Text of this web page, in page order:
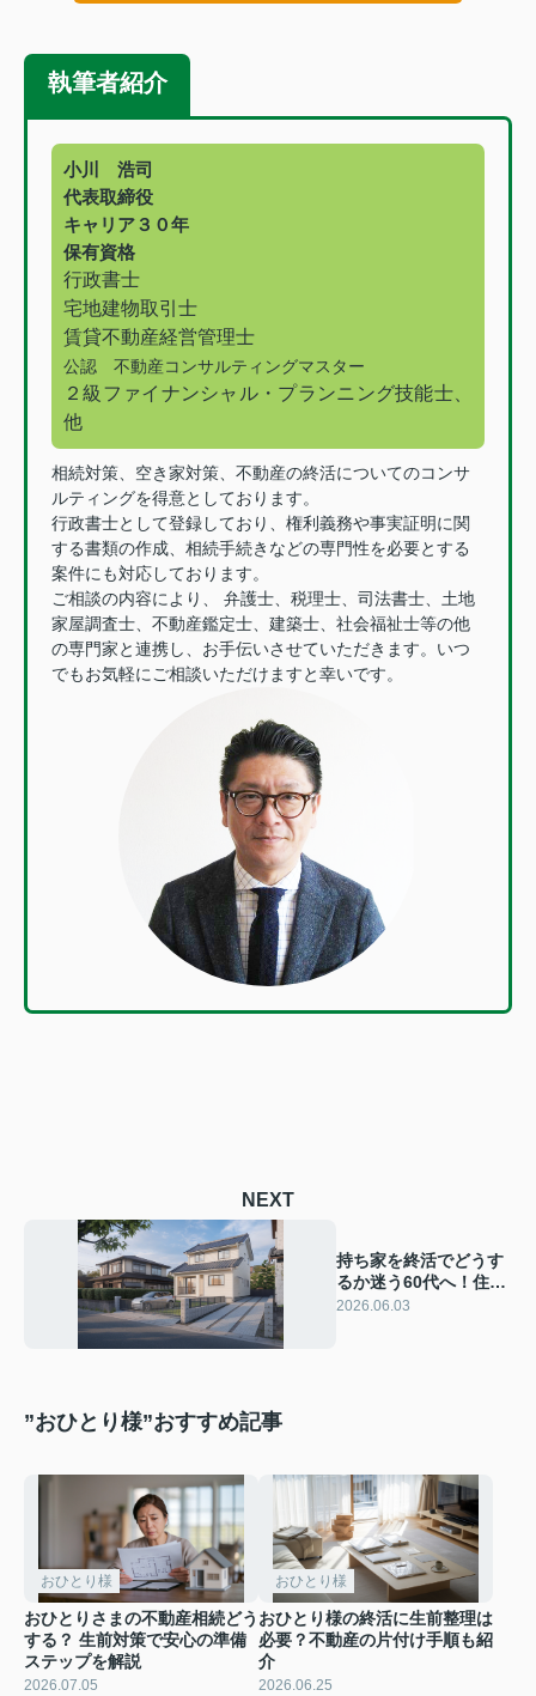
執筆者紹介
小川 浩司
代表取締役
キャリア３０年
保有資格
行政書士
宅地建物取引士
賃貸不動産経営管理士
公認 不動産コンサルティングマスター
２級ファイナンシャル・プランニング技能士、
他
相続対策、空き家対策、不動産の終活についてのコンサ
ルティングを得意としております。
行政書士として登録しており、権利義務や事実証明に関
する書類の作成、相続手続きなどの専門性を必要とする
案件にも対応しております。
ご相談の内容により、 弁護士、税理士、司法書士、土地
家屋調査士、不動産鑑定士、建築士、社会福祉士等の他
の専門家と連携し、お手伝いさせていただきます。いつ
でもお気軽にご相談いただけますと幸いです。
NEXT
持ち家を終活でどうす
るか迷う60代へ！住み
替えのタイミングと後
2026.06.03
”おひとり様”おすすめ記事
おひとり様
おひとりさまの不動産相続どう
する？ 生前対策で安心の準備
ステップを解説
2026.07.05
おひとり様
おひとり様の終活に生前整理は
必要？不動産の片付け手順も紹
介
2026.06.25